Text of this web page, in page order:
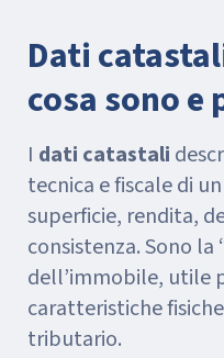
Dati
cosa sono e
I dati catastali
tecnica e fiscale di
superficie, rendita,
consistenza. Sono la
dell’immobile, utile
caratteristiche
tributario.